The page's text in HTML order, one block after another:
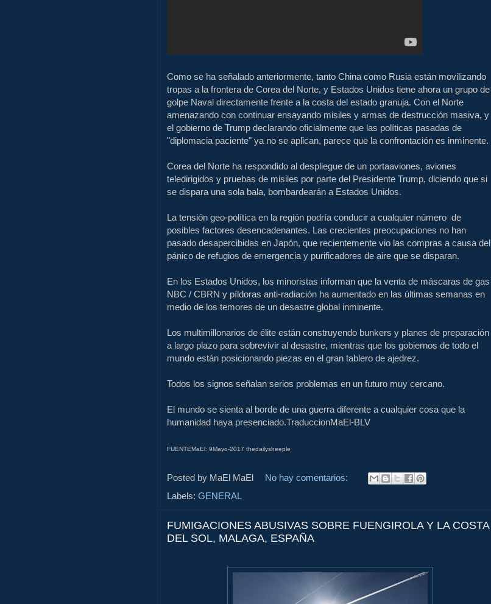
Como se ha señalado anteriormente, tanto China como Rusia están movilizando
tropas a la frontera de Corea del Norte, y Estados Unidos tiene ahora un grupo de
golpe Naval directamente frente a la costa del estado granuja. Con el Norte
amenazando con continuar ensayando misiles y armas de destrucción masiva, y
el gobierno de Trump declarando oficialmente que las políticas pasadas de
"diplomacia paciente" ya no se aplican, parece que la confrontación es inminente.
Corea del Norte ha respondido al despliegue de un portaaviones, aviones
teledirigidos y pruebas de misiles por parte del Presidente Trump, diciendo que si
se dispara una sola bala, bombardearán a Estados Unidos.
La tensión geo-política en la región podría conducir a cualquier número de
posibles factores desencadenantes. Las crecientes preocupaciones no han
pasado desapercibidas en Japón, que recientemente vio las compras a causa del
pánico de refugios de emergencia y purificadores de aire que se disparan.
En los Estados Unidos, los minoristas informan que la venta de máscaras de gas
NBC / CBRN y píldoras anti-radiación ha aumentado en las últimas semanas en
medio de los temores de un desastre global inminente.
Los multimillonarios de élite están construyendo bunkers y planes de preparación
a largo plazo para sobrevivir al desastre, mientras que los gobiernos de todo el
mundo están posicionando piezas en el gran tablero de ajedrez.
Todos los signos señalan serios problemas en un futuro muy cercano.
El mundo se sienta al borde de una guerra diferente a cualquier cosa que la
humanidad haya presenciado.TraduccionMaEl-BLV
FUENTEMaEl: 9Mayo-2017 thedailysheeple
Posted by MaEl MaEl
No hay comentarios:
Labels: GENERAL
FUMIGACIONES ABUSIVAS SOBRE FUENGIROLA Y LA COSTA
DEL SOL, MALAGA, ESPAÑA